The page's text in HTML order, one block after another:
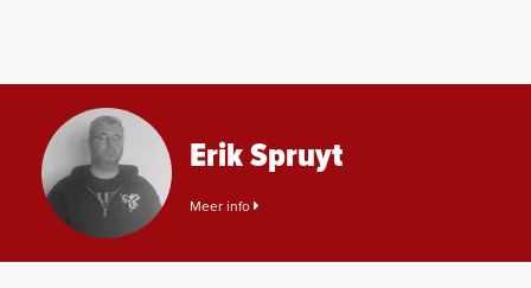
Erik Spruyt
Meer info